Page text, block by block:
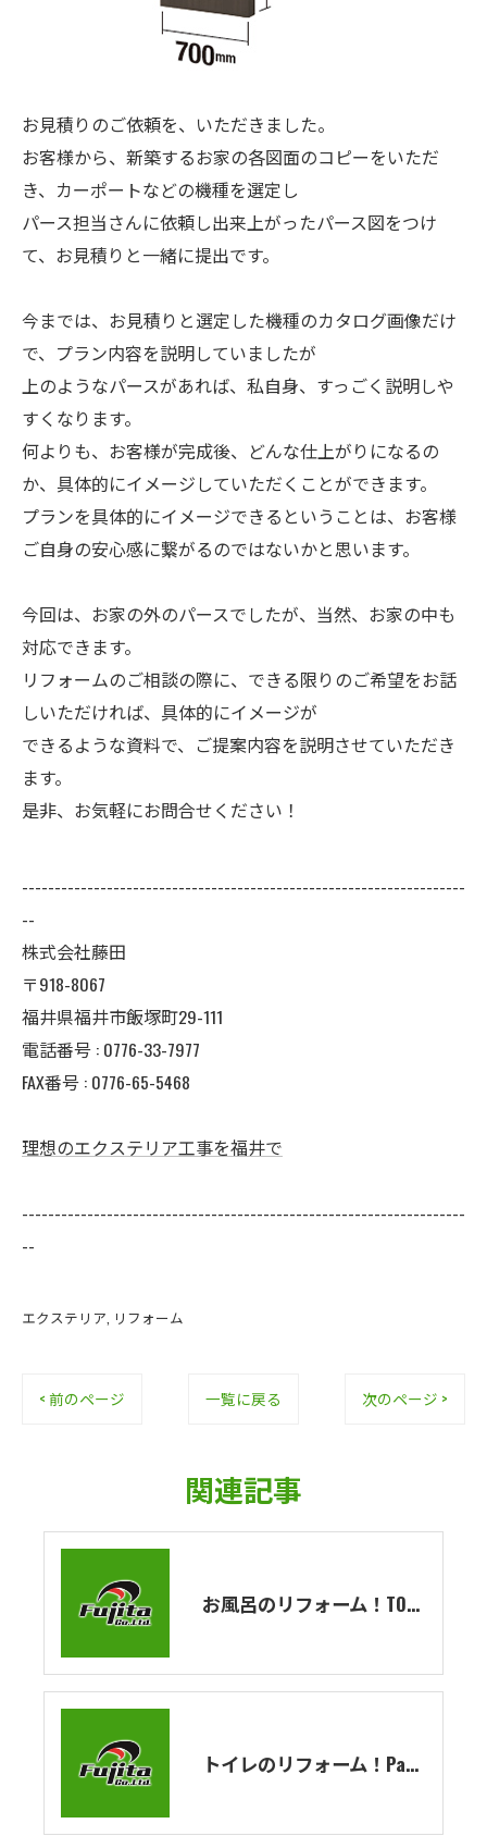
お見積りのご依頼を、いただきました。
お客様から、新築するお家の各図面のコピーをいただ
き、カーポートなどの機種を選定し
パース担当さんに依頼し出来上がったパース図をつけ
て、お見積りと一緒に提出です。
今までは、お見積りと選定した機種のカタログ画像だけ
で、プラン内容を説明していましたが
上のようなパースがあれば、私自身、すっごく説明しや
すくなります。
何よりも、お客様が完成後、どんな仕上がりになるの
か、具体的にイメージしていただくことができます。
プランを具体的にイメージできるということは、お客様
ご自身の安心感に繋がるのではないかと思います。
今回は、お家の外のパースでしたが、当然、お家の中も
対応できます。
リフォームのご相談の際に、できる限りのご希望をお話
しいただければ、具体的にイメージが
できるような資料で、ご提案内容を説明させていただき
ます。
是非、お気軽にお問合せください！
--------------------------------------------------------------------
--
株式会社藤田
〒918-8067
福井県福井市飯塚町29-111
電話番号 : 0776-33-7977
FAX番号 : 0776-65-5468
理想のエクステリア工事を福井で
--------------------------------------------------------------------
--
エクステリア リフォーム
< 前のページ 一覧に戻る 次のページ >
関連記事
お風呂のリフォーム！TOTOのユニットバスの紹介！シンラシリーズを解説！
トイレのリフォーム！Panasonicのトイレの紹介！